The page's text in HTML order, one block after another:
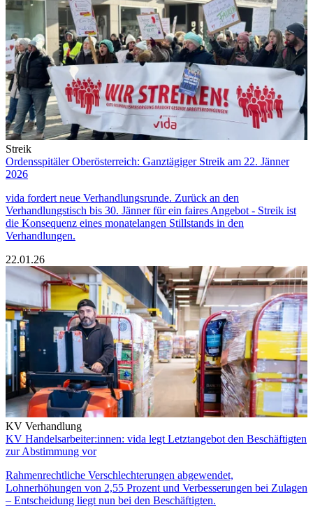
Streik
Ordensspitäler Oberösterreich: Ganztägiger Streik am 22. Jänner
2026
vida fordert neue Verhandlungsrunde. Zurück an den
Verhandlungstisch bis 30. Jänner für ein faires Angebot - Streik ist
die Konsequenz eines monatelangen Stillstands in den
Verhandlungen.
22.01.26
KV Verhandlung
KV Handelsarbeiter:innen: vida legt Letztangebot den Beschäftigten
zur Abstimmung vor
Rahmenrechtliche Verschlechterungen abgewendet,
Lohnerhöhungen von 2,55 Prozent und Verbesserungen bei Zulagen
– Entscheidung liegt nun bei den Beschäftigten.